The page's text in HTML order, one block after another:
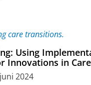
Using
Innovations in
2024